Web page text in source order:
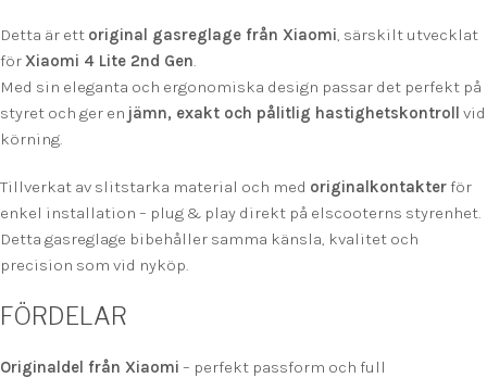
Detta är ett original gasreglage från Xiaomi, särskilt utvecklat
förXiaomi 4 Lite 2nd Gen.
Med sin eleganta och ergonomiska design passar det perfekt på
styret och ger en jämn, exakt och pålitlig hastighetskontroll
vid
körning.
Tillverkat av slitstarka material och med originalkontakter för
enkel installation – plug & play direkt på elscooterns styrenhet.
Detta gasreglage bibehåller samma känsla, kvalitet och
precision som vid nyköp.
FÖRDELAR
Originaldel från Xiaomi – perfekt passform och full